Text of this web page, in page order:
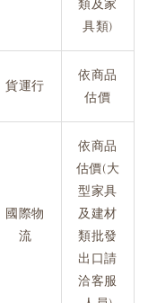
類及家
具類)
貨運行
依商品
估價
國際物
流
依商品
估價(大
型家具
及建材
類批發
出口請
洽客服